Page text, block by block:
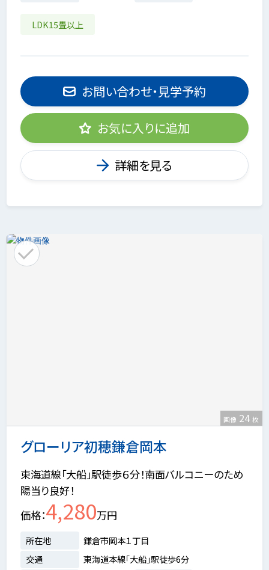
LDK15畳以上
お問い合わせ・見学予約
お気に入りに追加
詳細を見る
グローリア初穂鎌倉岡本
画像 24 枚
東海道線「大船」駅徒歩６分！南面バルコニーのため
陽当り良好！
価格 4,280万円
所在地
鎌倉市岡本１丁目
交通
東海道本線「大船」駅徒歩6分